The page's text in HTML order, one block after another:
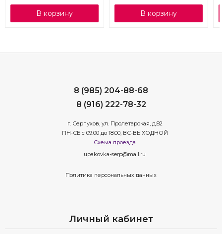
В корзину В корзину
8 (985) 204-88-68
8 (916) 222-78-32
г. Серпухов, ул. Пролетарская, д.82
ПН-СБ с 09:00 до 18:00, ВС-ВЫХОДНОЙ
Схема проезда
upakovka-serp@mail.ru
Политика персональных данных
Личный кабинет